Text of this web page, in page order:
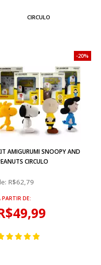
CIRCULO
AMIGURUMI SNOOPY AND
CIRCULO
R$62,79
PARTIR DE:
20%